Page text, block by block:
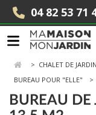
04 82 53 71
> CHALET DE JARDIN
BUREAU POUR "ELLE"
BUREAU